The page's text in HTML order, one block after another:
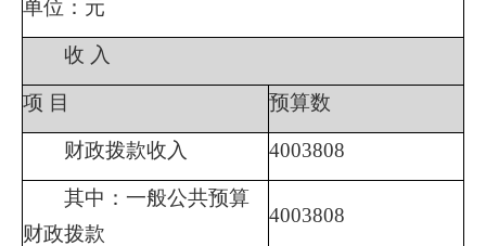
单位：元
收 入
项 目 预算数
财政拨款收入 4003808
其中：一般公共预算
财政拨款
4003808